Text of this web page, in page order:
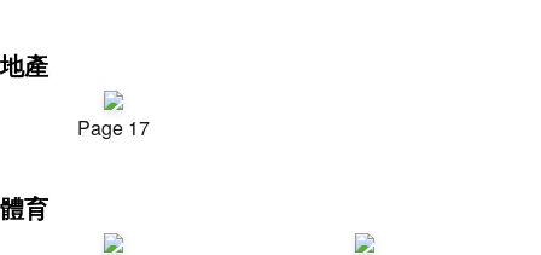
地產
Page 17
體育